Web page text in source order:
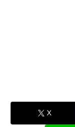
X